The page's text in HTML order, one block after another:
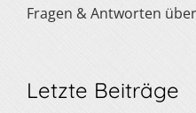
Fragen & Antworten
Letzte Beiträge